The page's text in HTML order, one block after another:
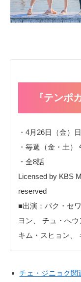
『テンポ
・4月26日（金）
・毎週（金・土
・全8話
Licensed by KBS
reserved
■出演：パク・セ
ヨン、 チュ・へウ
キム・スヒョン、
チェ・ジニョク関